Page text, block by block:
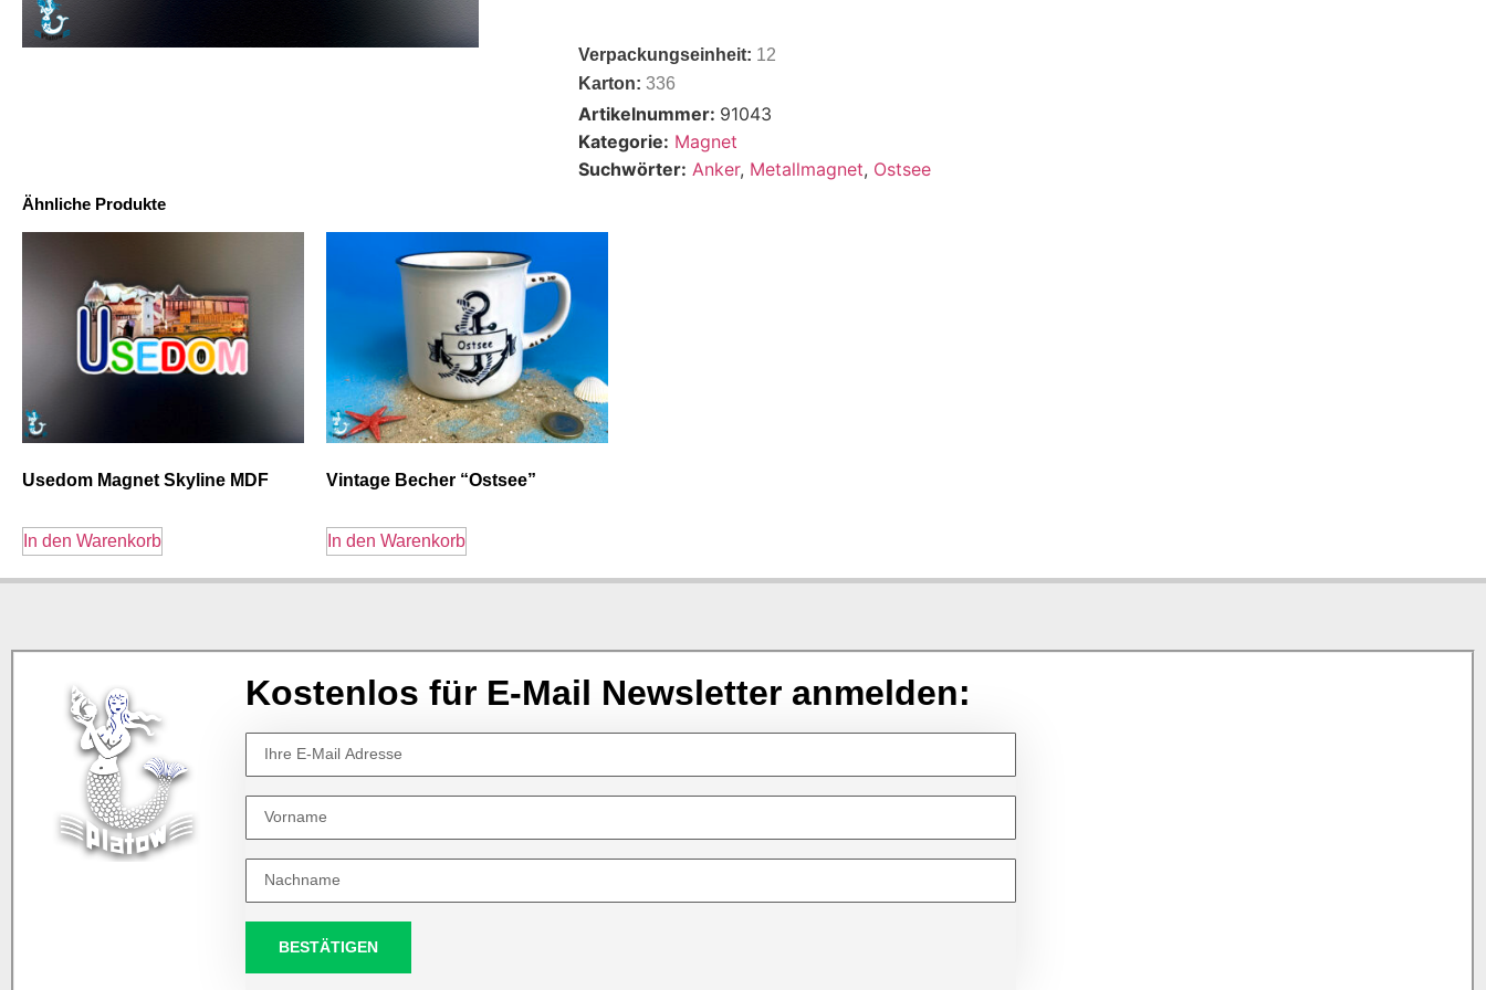
Verpackungseinheit: 12
Karton:336
Artikelnummer: 91043
Kategorie: Magnet
Suchwörter: Anker, Metallmagnet, Ostsee
Ähnliche Produkte
Usedom Magnet Skyline MDF
In den Warenkorb
Vintage Becher “Ostsee”
In den Warenkorb
Kostenlos für E-Mail Newsletter anmelden:
BESTÄTIGEN